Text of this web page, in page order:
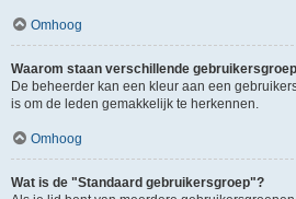
Omhoog
Waarom staan verschillende
De beheerder kan een kleur aan een
is om de leden gemakkelijk te herkennen.
Omhoog
Wat is de "Standaard gebruikersgroep"?